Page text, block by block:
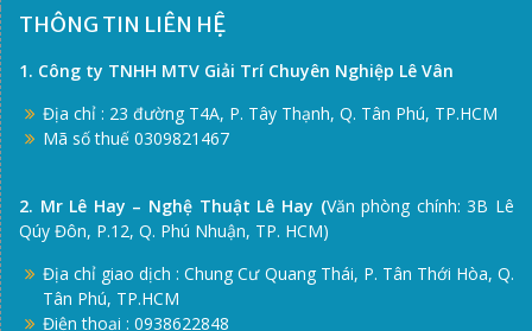
THÔNG TIN LIÊN HỆ
1. Công ty TNHH MTV Giải Trí Chuyên Nghiệp Lê Vân
Địa chỉ : 23 đường T4A, P. Tây Thạnh, Q. Tân Phú, TP.HCM
Mã số thuế 0309821467
2. Mr Lê Hay – Nghệ Thuật Lê Hay (Văn phòng chính: 3B Lê
Qúy Đôn, P.12, Q. Phú Nhuận, TP. HCM)
Địa chỉ giao dịch : Chung Cư Quang Thái, P. Tân Thới Hòa, Q.
Tân Phú, TP.HCM
Điện thoại : 0938622848